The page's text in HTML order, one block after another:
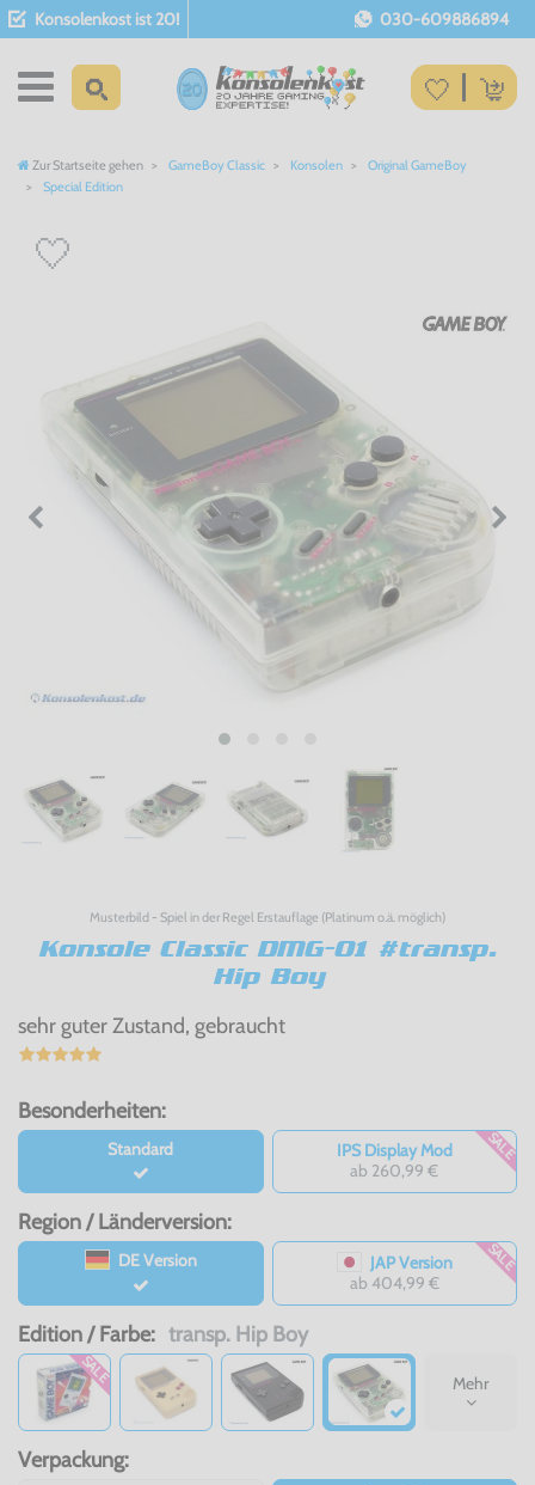
Konsolenkost ist 20! 030-609886894
Zur Startseite gehen GameBoy Classic Konsolen
Original GameBoy
Special Edition
Musterbild - Spiel in der Regel Erstauflage (Platinum o.ä. möglich)
Konsole Classic DMG-01 #transp.
Hip Boy
sehr guter Zustand, gebraucht
Besonderheiten:
Standard
IPS Display Mod
ab 260,99 €
SALE
Region / Länderversion:
DE Version
JAP Version
ab 404,99 €
SALE
Edition / Farbe: transp. Hip Boy
SALE Mehr
Verpackung: